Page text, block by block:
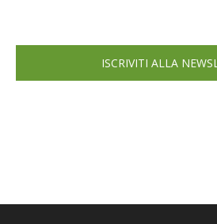
ISCRIVITI ALLA